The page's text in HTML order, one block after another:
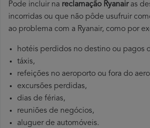
Pode incluir na reclamação Ryanairas
incorridas ou que não pôde usufruir
ao problema com a Ryanair, como por
hotéis perdidos no destino ou pagos
táxis,
refeições no aeroporto ou fora do
excursões perdidas,
dias de férias,
reuniões de negócios,
aluguer de automóveis.